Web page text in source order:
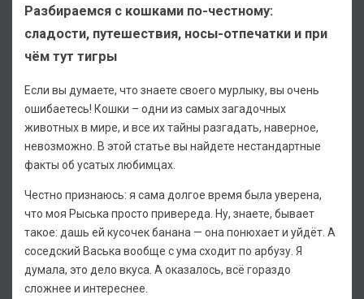
Разбираемся с кошками по-честному:
сладости, путешествия, носы-отпечатки и при
чём тут тигры
Если вы думаете, что знаете своего мурлыку, вы очень
ошибаетесь! Кошки – одни из самых загадочных
животных в мире, и все их тайны разгадать, наверное,
невозможно. В этой статье вы найдете нестандартные
факты об усатых любимцах.
Честно признаюсь: я сама долгое время была уверена,
что моя Рыська просто привереда. Ну, знаете, бывает
такое: дашь ей кусочек банана — она понюхает и уйдёт. А
соседский Васька вообще с ума сходит по арбузу. Я
думала, это дело вкуса. А оказалось, всё гораздо
сложнее и интереснее.